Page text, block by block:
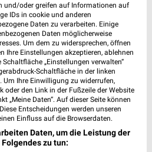
5 Prospekte
und/oder greifen auf Informationen auf
IDs in cookie und anderen
Daten zu verarbeiten. Einige
Daten möglicherweise
Um dem zu widersprechen, öffnen
Ihre Einstellungen akzeptieren, ablehnen
„Einstellungen verwalten“
Schaltfläche in der linken
Um Ihre Einwilligung zu widerrufen,
oder den Link in der Fußzeile der Website
„Meine Daten“. Auf dieser Seite können
Entscheidungen werden unseren
Einfluss auf die Browserdaten.
Daten, um die Leistung der
zu tun: